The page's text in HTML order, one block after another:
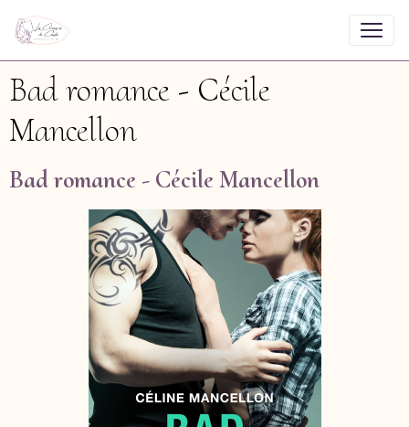
Bad romance - Cécile
Mancellon
Bad romance - Cécile Mancellon